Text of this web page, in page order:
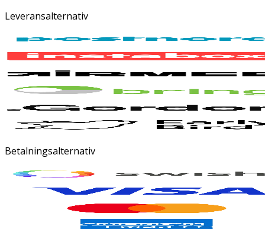
Leveransalternativ
Betalningsalternativ